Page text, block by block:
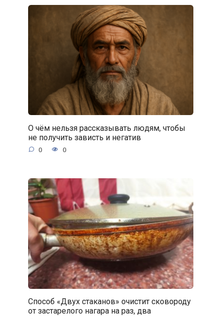
О чём нельзя рассказывать людям, чтобы
не получить зависть и негатив
0 0
Способ «Двух стаканов» очистит сковороду
от застарелого нагара на раз, два